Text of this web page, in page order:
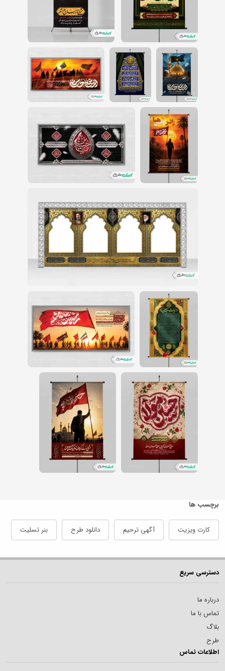
برچسب ها
کارت ویزیت آگهی ترحیم دانلود طرح بنر تسلیت
دسترسی سریع
درباره ما
تماس با ما
بلاگ
طرح
اطلاعات تماس